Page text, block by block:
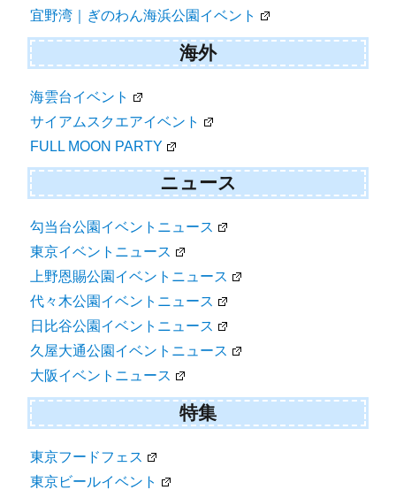
宜野湾｜ぎのわん海浜公園イベント
海外
海雲台イベント
サイアムスクエアイベント
FULL MOON PARTY
ニュース
勾当台公園イベントニュース
東京イベントニュース
上野恩賜公園イベントニュース
代々木公園イベントニュース
日比谷公園イベントニュース
久屋大通公園イベントニュース
大阪イベントニュース
特集
東京フードフェス
東京ビールイベント